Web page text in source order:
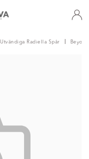
Utvändiga Radiella Spår